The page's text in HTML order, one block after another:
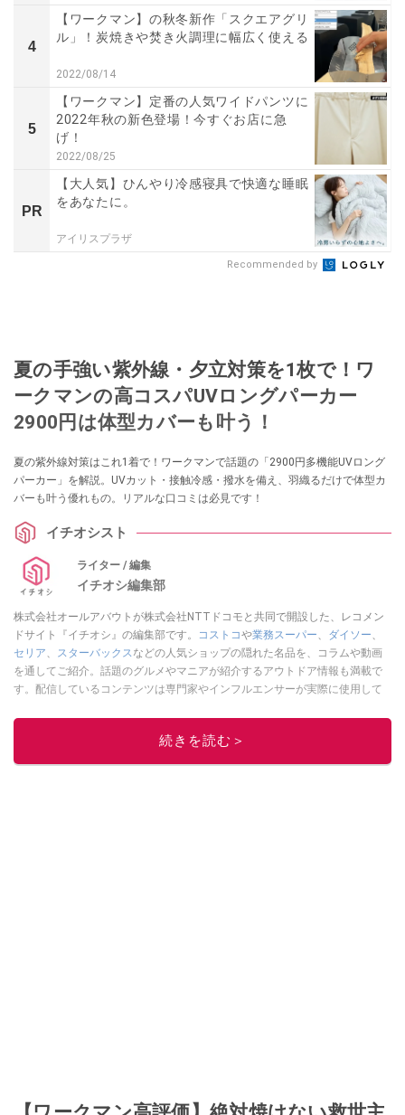
4
【ワークマン】の秋冬新作「スクエアグリ
ル」！炭焼きや焚き火調理に幅広く使える
2022/08/14
5
【ワークマン】定番の人気ワイドパンツに
2022年秋の新色登場！今すぐお店に急
げ！
2022/08/25
PR
【大人気】ひんやり冷感寝具で快適な睡眠
をあなたに。
アイリスプラザ
Recommended by
夏の手強い紫外線・夕立対策を1枚で！ワ
ークマンの高コスパUVロングパーカー
2900円は体型カバーも叶う！
夏の紫外線対策はこれ1着で！ワークマンで話題の「2900円多機能UVロング
パーカー」を解説。UVカット・接触冷感・撥水を備え、羽織るだけで体型カ
バーも叶う優れもの。リアルな口コミは必見です！
イチオシスト
ライター / 編集
イチオシ編集部
株式会社オールアバウトが株式会社NTTドコモと共同で開設した、レコメン
ドサイト『イチオシ』の編集部です。
コストコや業務スーパー、 ダイソー、
セリア、 スターバックスなどの人気ショップの隠れた名品を、コラムや動画
を通してご紹介。話題のグルメやマニアが紹介するアウトドア情報も満載で
す。配信しているコンテンツは専門家やインフルエンサーが実際に使用して
ニュースでフォロー
続きを読む＞